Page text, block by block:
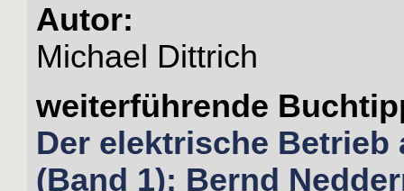
Autor:
Michael Dittrich
weiterführende
Der elektrische Betrieb
(Band 1); Bernd